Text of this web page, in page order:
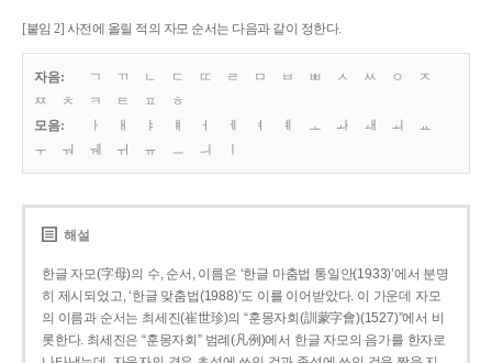
[붙임 2] 사전에 올릴 적의 자모 순서는 다음과 같이 정한다.
자음: ㄱ ㄲ ㄴ ㄷ ㄸ ㄹ ㅁ ㅂ ㅃ ㅅ ㅆ ㅇ
ㅈ
ㅉ
ㅊ ㅋ ㅌ ㅍ
ㅎ
모음:
ㅏ ㅐ ㅑ ㅒ ㅓ ㅔ ㅕ ㅖ ㅗ ㅘ ㅙ ㅚ
ㅛ
ㅜ
ㅝ ㅞ ㅟ ㅠ ㅡ ㅢ
해설
한글 자모(字母)의 수, 순서, 이름은 ‘한글 마춤법 통일안(1933)’에서 분명
히 제시되었고, ‘한글 맞춤법(1988)’도 이를 이어받았다. 이 가운데 자모
의 이름과 순서는 최세진(崔世珍)의 “훈몽자회(訓蒙字會)(1527)”에서 비
롯한다. 최세진은 “훈몽자회” 범례(凡例)에서 한글 자모의 음가를 한자로